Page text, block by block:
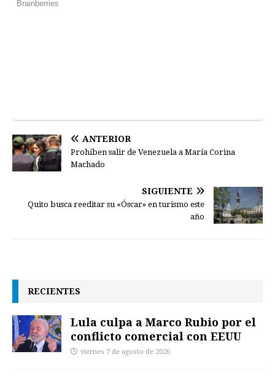
ANTERIOR
Prohíben salir de Venezuela a María Corina
Machado
SIGUIENTE
Quito busca reeditar su «Óscar» en turismo este
año
RECIENTES
Lula culpa a Marco Rubio por el
conflicto comercial con EEUU
viernes 7 de agosto de 2026